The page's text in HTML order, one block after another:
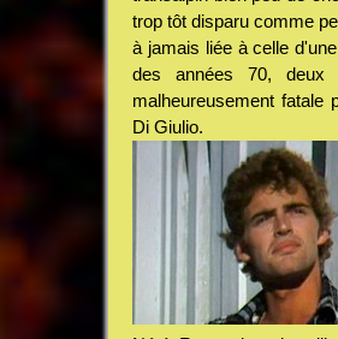
trop tôt disparu comme
à jamais liée à celle
des années 70, deux
malheureusement fatale
Di Giulio.